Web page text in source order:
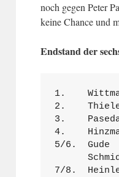
noch gegen Peter
keine Chance und
Endstand der
1.
2.
3.
4.
5/6.
7/8.